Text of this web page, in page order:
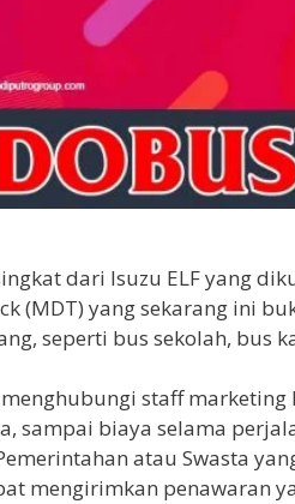
dari Isuzu ELF yang
(MDT) yang sekarang ini
seperti bus sekolah, bus
staff marketing
sampai biaya selama
atau Swasta
mengirimkan penawaran